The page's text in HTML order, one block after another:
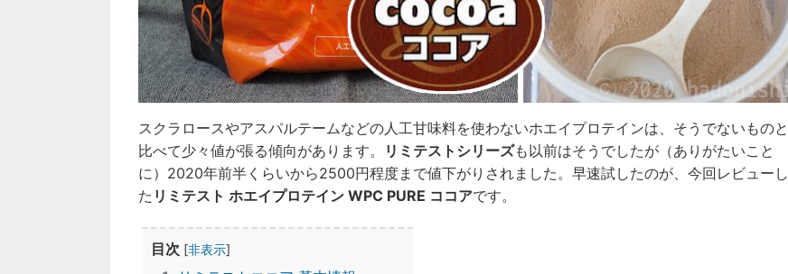
スクラロースやアスパルテームなどの人工甘味料を使わないホエイプロテインは、そうでないものと
比べて少々値が張る傾向があります。
リミテストシリーズも以前はそうでしたが（ありがたいこと
に）2020年前半くらいから2500円程度まで値下がりされました。早速試したのが、今回レビューし
た リミテスト ホエイプロテイン WPC PURE ココアです。
目次 [非表示]